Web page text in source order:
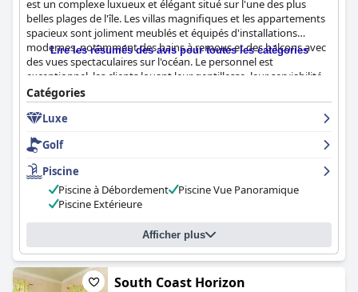
est un complexe luxueux et élégant situé sur l'une des plus
belles plages de l'île. Les villas magnifiques et les appartements
spacieux sont joliment meublés et équipés d'installations
modernes, notamment des bains à remous et des balcons avec
des vues spectaculaires sur l'océan. Le personnel est
exceptionnel, les clients louant leur gentillesse, leur serviabilité
et leur nature accommodante. La propriété est d'une propreté
impeccable avec un nettoyage quotidien des chambres pour
assurer un séjour impeccable et confortable. La piscine à
débordement offre des vues spectaculaires et la plage est
magnifique avec de nombreux transats et installations. Bien
que la nourriture soit chère, elle est réputée être délicieuse.
Dans l'ensemble, est un excellent choix pour une destination de
vacances, offrant un cadre privé et luxueux avec accès à de
nombreuses plages et des commodités de premier ordre.
Lire les résumés des avis pour toutes les catégories
Catégories
Luxe
Golf
Piscine
Piscine à Débordement
Piscine Vue Panoramique
Piscine Extérieure
Afficher plus
South Coast Horizon